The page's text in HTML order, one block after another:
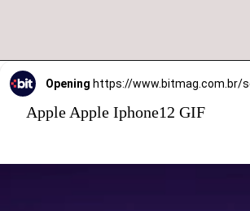
Opening https://www.bitmag.com.br/
Apple Apple Iphone12 GIF